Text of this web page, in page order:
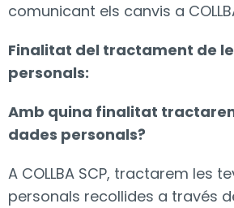
comunicant els canvis a
Finalitat del tractament de
personals:
Amb quina finalitat
dades personals?
A COLLBA SCP, tractarem les
personals recollides a través